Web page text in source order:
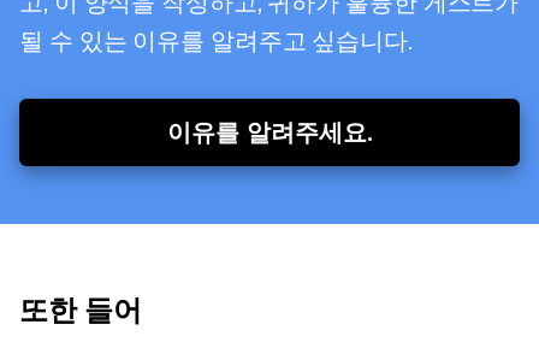
될 수 있는 이유를 알려주고 싶습니다.
이유를 알려주세요.
또한 들어